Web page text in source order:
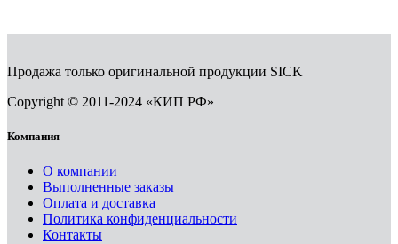
Продажа только оригинальной продукции SICK
Copyright © 2011-2024 «КИП РФ»
Компания
О компании
Выполненные заказы
Оплата и доставка
Политика конфиденциальности
Контакты